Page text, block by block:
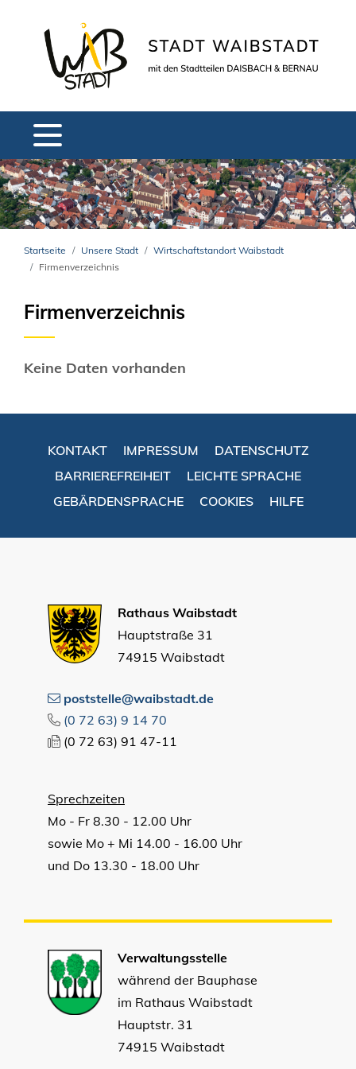
Startseite Unsere Stadt
Wirtschaftstandort Waibstadt
Firmenverzeichnis
Firmenverzeichnis
Keine Daten vorhanden
KONTAKT IMPRESSUM
DATENSCHUTZ
BARRIEREFREIHEIT
LEICHTE SPRACHE
GEBÄRDENSPRACHE
COOKIES HILFE
Rathaus Waibstadt
Hauptstraße 31
74915 Waibstadt
poststelle@waibstadt.de
(0 72 63) 9 14 70
(0 72 63) 91 47-11
Sprechzeiten
Mo - Fr 8.30 - 12.00 Uhr
sowie Mo + Mi 14.00 - 16.00 Uhr
und Do 13.30 - 18.00 Uhr
Verwaltungsstelle
während der Bauphase
im Rathaus Waibstadt
Hauptstr. 31
74915 Waibstadt